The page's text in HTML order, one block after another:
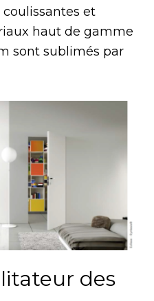
et
haut de gamme
sont sublimés par
des